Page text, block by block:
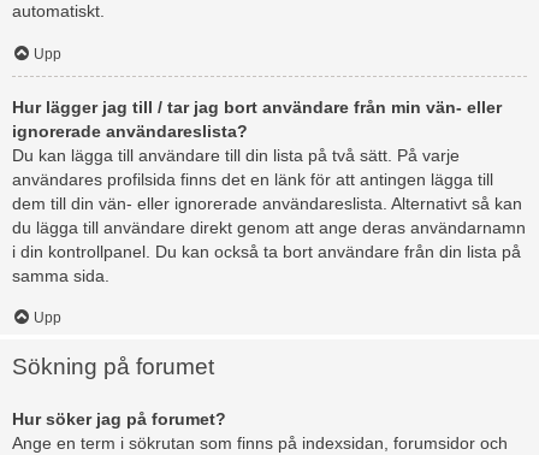
automatiskt.
Upp
Hur lägger jag till / tar jag bort användare från min vän- eller
ignorerade användareslista?
Du kan lägga till användare till din lista på två sätt. På varje
användares profilsida finns det en länk för att antingen lägga till
dem till din vän- eller ignorerade användareslista. Alternativt så kan
du lägga till användare direkt genom att ange deras användarnamn
i din kontrollpanel. Du kan också ta bort användare från din lista på
samma sida.
Upp
Sökning på forumet
Hur söker jag på forumet?
Ange en term i sökrutan som finns på indexsidan, forumsidor och